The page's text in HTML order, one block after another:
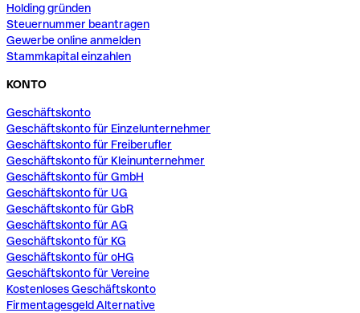
Holding gründen
Steuernummer beantragen
Gewerbe online anmelden
Stammkapital einzahlen
KONTO
Geschäftskonto
Geschäftskonto für Einzelunternehmer
Geschäftskonto für Freiberufler
Geschäftskonto für Kleinunternehmer
Geschäftskonto für GmbH
Geschäftskonto für UG
Geschäftskonto für GbR
Geschäftskonto für AG
Geschäftskonto für KG
Geschäftskonto für oHG
Geschäftskonto für Vereine
Kostenloses Geschäftskonto
Firmentagesgeld Alternative